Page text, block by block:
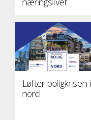
Løfter boligkrisen i
nord